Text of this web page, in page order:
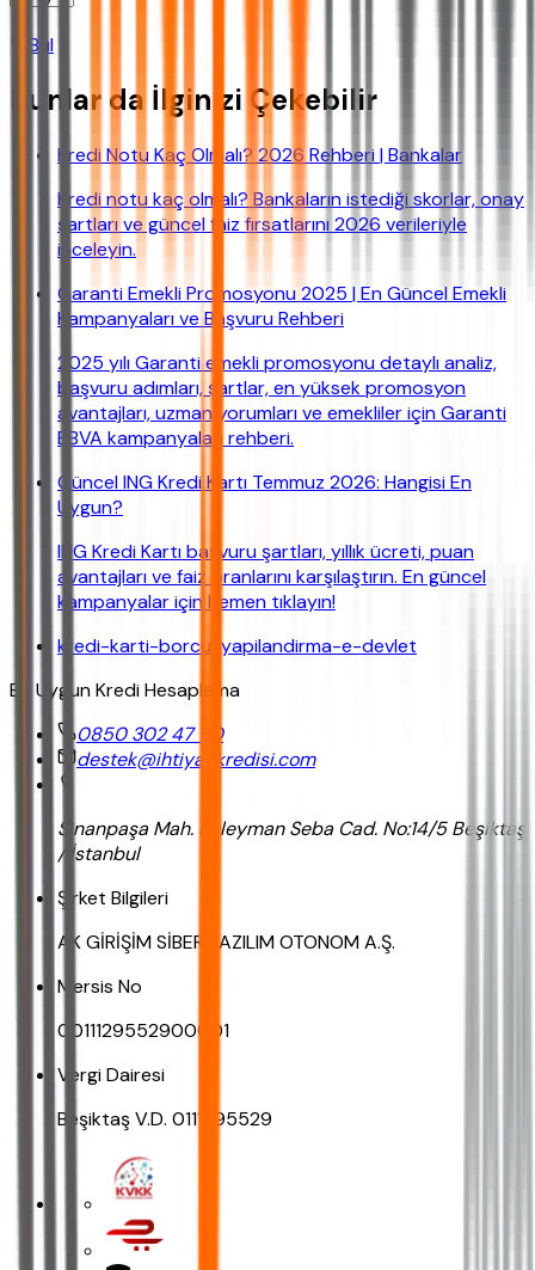
Bul
Bunlar da İlginizi Çekebilir
Kredi Notu Kaç Olmalı? 2026 Rehberi | Bankalar
Kredi notu kaç olmalı? Bankaların istediği skorlar, onay
şartları ve güncel faiz fırsatlarını 2026 verileriyle
inceleyin.
Garanti Emekli Promosyonu 2025 | En Güncel Emekli
Kampanyaları ve Başvuru Rehberi
2025 yılı Garanti emekli promosyonu detaylı analiz,
başvuru adımları, şartlar, en yüksek promosyon
avantajları, uzman yorumları ve emekliler için Garanti
BBVA kampanyaları rehberi.
Güncel ING Kredi Kartı Temmuz 2026: Hangisi En
Uygun?
ING Kredi Kartı başvuru şartları, yıllık ücreti, puan
avantajları ve faiz oranlarını karşılaştırın. En güncel
kampanyalar için hemen tıklayın!
kredi-karti-borcu-yapilandirma-e-devlet
En Uygun Kredi Hesaplama
0850 302 47 90
destek@ihtiyackredisi.com
Sinanpaşa Mah. Süleyman Seba Cad. No:14/5 Beşiktaş
/ İstanbul
Şirket Bilgileri
AK GİRİŞİM SİBER YAZILIM OTONOM A.Ş.
Mersis No
0011129552900001
Vergi Dairesi
Beşiktaş V.D. 0111295529